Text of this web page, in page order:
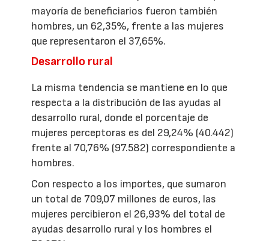
mayoría de beneficiarios fueron también
hombres, un 62,35%, frente a las mujeres
que representaron el 37,65%.
Desarrollo rural
La misma tendencia se mantiene en lo que
respecta a la distribución de las ayudas al
desarrollo rural, donde el porcentaje de
mujeres perceptoras es del 29,24% (40.442)
frente al 70,76% (97.582) correspondiente a
hombres.
Con respecto a los importes, que sumaron
un total de 709,07 millones de euros, las
mujeres percibieron el 26,93% del total de
ayudas desarrollo rural y los hombres el